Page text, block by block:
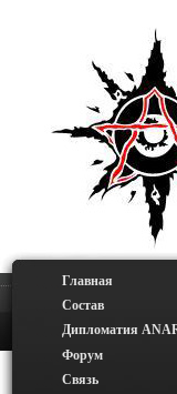
Главная
Состав
Дипломатия
Форум
Связь